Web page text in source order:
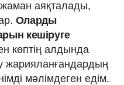
аяқталады,
Оларды
кешіруге
көптің алдында
жарияланғандардың
мәлімдеген едім.